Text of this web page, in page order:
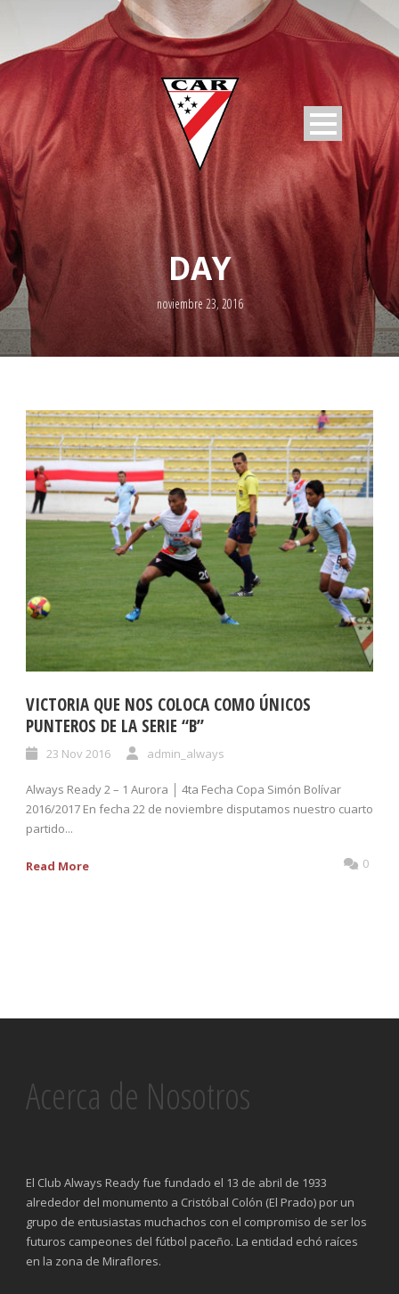
DAY
noviembre 23, 2016
VICTORIA QUE NOS COLOCA COMO ÚNICOS
PUNTEROS DE LA SERIE “B”
23 Nov 2016 admin_always
Always Ready 2 – 1 Aurora │ 4ta Fecha Copa Simón Bolívar
2016/2017 En fecha 22 de noviembre disputamos nuestro cuarto
partido...
Read More 0
Acerca de Nosotros
El Club Always Ready fue fundado el 13 de abril de 1933
alrededor del monumento a Cristóbal Colón (El Prado) por un
grupo de entusiastas muchachos con el compromiso de ser los
futuros campeones del fútbol paceño. La entidad echó raíces
en la zona de Miraflores.